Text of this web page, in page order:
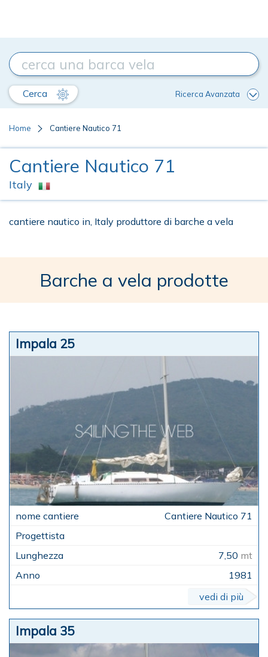
Cerca Ricerca Avanzata
Home Cantiere Nautico 71
Cantiere Nautico 71
Italy
cantiere nautico in, Italy produttore di barche a vela
Barche a vela prodotte
Impala 25
Cantiere Nautico 71
7,50 mt
1981
vedi di più
Impala 35